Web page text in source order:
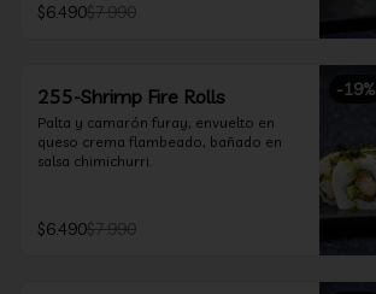
$6.490$7.990
-19%
255-Shrimp Fire Rolls
Palta y camarón furay, envuelto en
queso crema flambeado, bañado en
salsa chimichurri.
$6.490$7.990